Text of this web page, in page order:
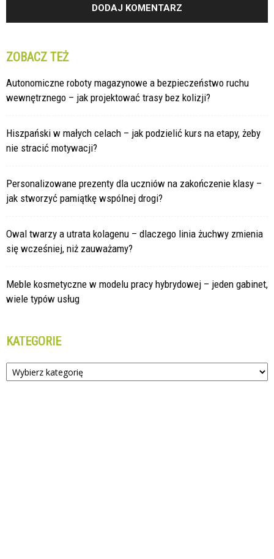
ZOBACZ TEŻ
Autonomiczne roboty magazynowe a bezpieczeństwo ruchu
wewnętrznego – jak projektować trasy bez kolizji?
Hiszpański w małych celach – jak podzielić kurs na etapy, żeby
nie stracić motywacji?
Personalizowane prezenty dla uczniów na zakończenie klasy –
jak stworzyć pamiątkę wspólnej drogi?
Owal twarzy a utrata kolagenu – dlaczego linia żuchwy zmienia
się wcześniej, niż zauważamy?
Meble kosmetyczne w modelu pracy hybrydowej – jeden gabinet,
wiele typów usług
KATEGORIE
Kategorie